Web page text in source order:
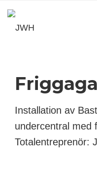
Installation av
undercentral med
Totalentreprenör: